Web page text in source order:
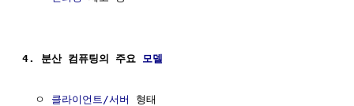
4. 분산 컴퓨팅의 주요 모델
  ㅇ
클라이언트/서버
형태